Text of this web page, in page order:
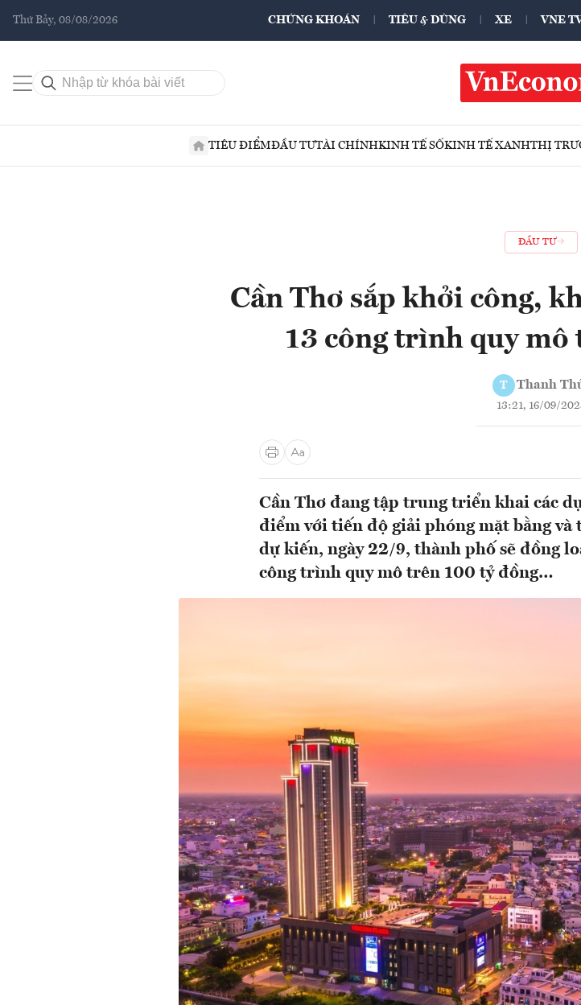
Thứ Bảy, 08/08/2026 CHỨNG KHOÁN TIÊU & DÙNG XE VNE
TIÊU ĐIỂMĐẦU TƯTÀI CHÍNHKINH TẾ SỐKINH TẾ XANHTHỊ
ĐẦU TƯ
Cần Thơ sắp khởi công,
13 công trình quy mô
T Thanh
13:21, 16/09/
Cần Thơ đang tập trung triển khai các
điểm với tiến độ giải phóng mặt bằng và
dự kiến, ngày 22/9, thành phố sẽ đồng
công trình quy mô trên 100 tỷ đồng…